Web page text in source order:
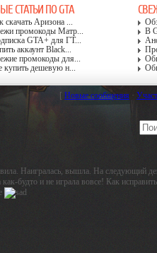
СТАТЬИ ПО GTA
скачать Аризона ...
промокоды Матр...
GTA+ для ГТ...
аккаунт Black...
промокоды для...
купить дешевую н...
В
[ Новые сообщения ·
Наигралась, вышла. На следующий
будто и не играла вовсе! Как